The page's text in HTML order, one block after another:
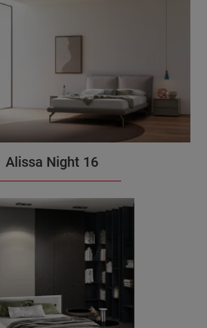
Alissa Night 16